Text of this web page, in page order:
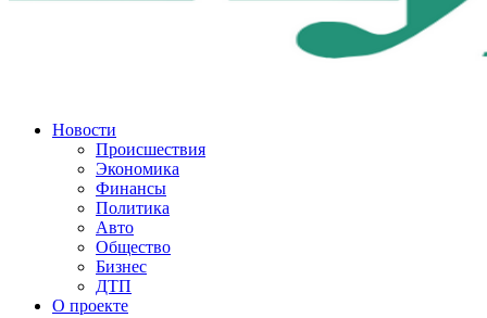
Новости
Происшествия
Экономика
Финансы
Политика
Авто
Общество
Бизнес
ДТП
О проекте